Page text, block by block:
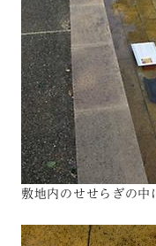
敷地内のせせらぎの中